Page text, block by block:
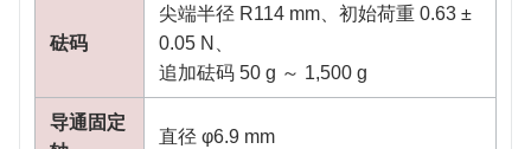
砝码
尖端半径 R114 mm、初始荷重 0.63 ±
0.05 N、
追加砝码 50 g ～ 1,500 g
导通固定
直径 φ6.9 mm